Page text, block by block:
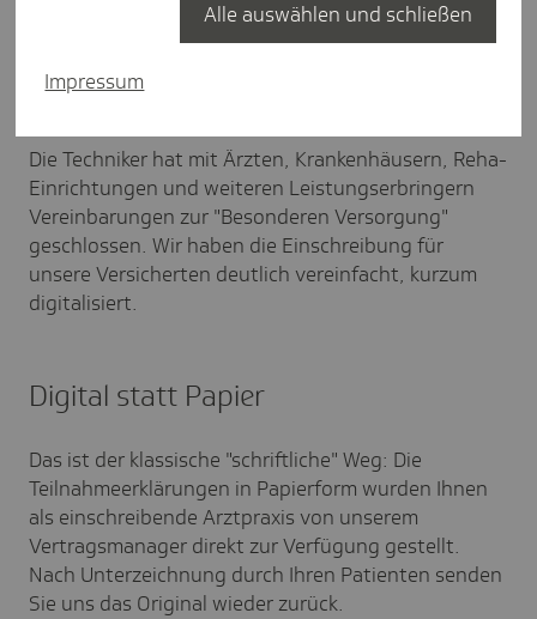
Die Techniker hat mit Ärzten, Krankenhäusern, Reha-
Einrichtungen und weiteren Leistungserbringern
Vereinbarungen zur "Besonderen Versorgung"
geschlossen. Wir haben die Einschreibung für
unsere Versicherten deutlich vereinfacht, kurzum
digitalisiert.
Digital statt Papier
Das ist der klassische "schriftliche" Weg: Die
Teilnahmeerklärungen in Papierform wurden Ihnen
als einschreibende Arztpraxis von unserem
Vertragsmanager direkt zur Verfügung gestellt.
Nach Unterzeichnung durch Ihren Patienten senden
Sie uns das Original wieder zurück.
Impressum
Alle auswählen und schließen